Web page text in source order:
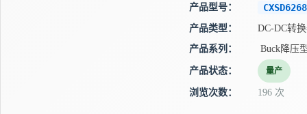
产品型号：
产品类型：
DC-DC转
产品系列：
Buck降压
产品状态： 量产
浏览次数： 196 次